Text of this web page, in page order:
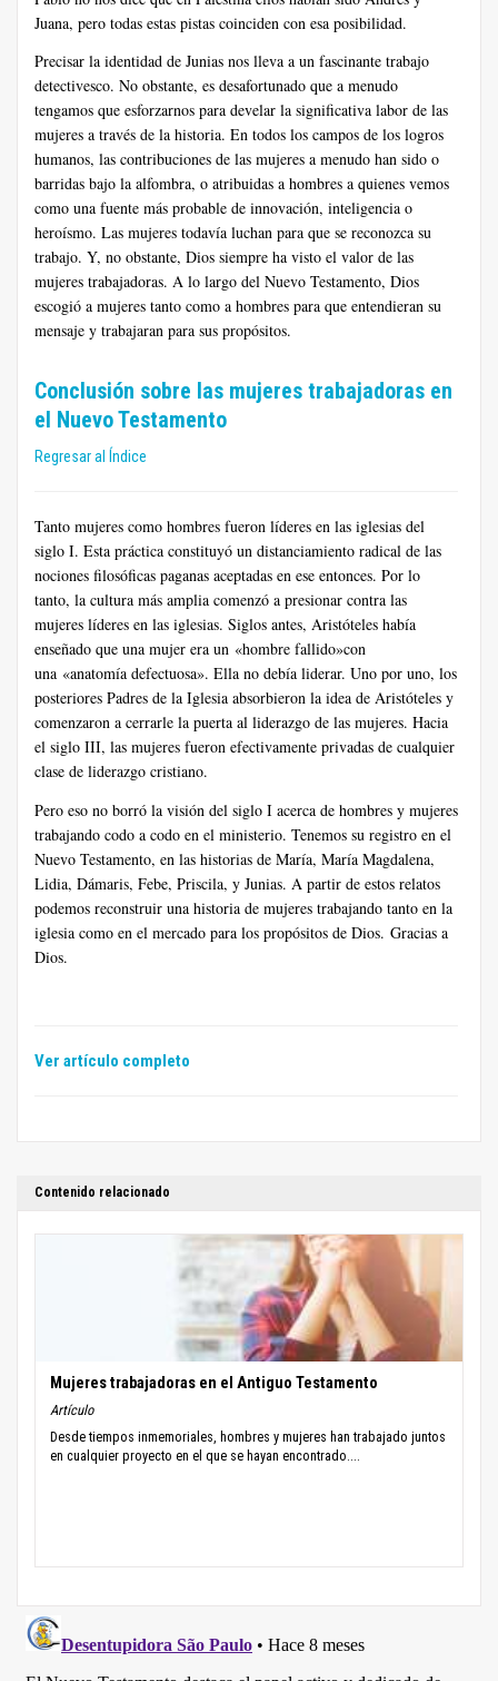
Juana, pero todas estas pistas coinciden con esa posibilidad.
Precisar la identidad de Junias nos lleva a un fascinante trabajo
detectivesco. No obstante, es desafortunado que a menudo
tengamos que esforzarnos para develar la significativa labor de las
mujeres a través de la historia. En todos los campos de los logros
humanos, las contribuciones de las mujeres a menudo han sido o
barridas bajo la alfombra, o atribuidas a hombres a quienes vemos
como una fuente más probable de innovación, inteligencia o
heroísmo. Las mujeres todavía luchan para que se reconozca su
trabajo. Y, no obstante, Dios siempre ha visto el valor de las
mujeres trabajadoras. A lo largo del Nuevo Testamento, Dios
escogió a mujeres tanto como a hombres para que entendieran su
mensaje y trabajaran para sus propósitos.
Conclusión sobre las mujeres trabajadoras en
el Nuevo Testamento
Regresar al Índice
Tanto mujeres como hombres fueron líderes en las iglesias del
siglo I. Esta práctica constituyó un distanciamiento radical de las
nociones filosóficas paganas aceptadas en ese entonces. Por lo
tanto, la cultura más amplia comenzó a presionar contra las
mujeres líderes en las iglesias. Siglos antes, Aristóteles había
enseñado que una mujer era un «hombre fallido»con
una «anatomía defectuosa». Ella no debía liderar. Uno por uno, los
posteriores Padres de la Iglesia absorbieron la idea de Aristóteles y
comenzaron a cerrarle la puerta al liderazgo de las mujeres. Hacia
el siglo III, las mujeres fueron efectivamente privadas de cualquier
clase de liderazgo cristiano.
Pero eso no borró la visión del siglo I acerca de hombres y mujeres
trabajando codo a codo en el ministerio. Tenemos su registro en el
Nuevo Testamento, en las historias de María, María Magdalena,
Lidia, Dámaris, Febe, Priscila, y Junias. A partir de estos relatos
podemos reconstruir una historia de mujeres trabajando tanto en la
iglesia como en el mercado para los propósitos de Dios. Gracias a
Dios.
Ver artículo completo
Contenido relacionado
Mujeres trabajadoras en el Antiguo Testamento
Artículo
Desde tiempos inmemoriales, hombres y mujeres han trabajado juntos
en cualquier proyecto en el que se hayan encontrado....